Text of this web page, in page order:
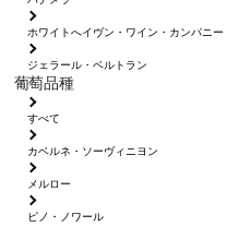
ホワイトへイヴン・ワイン・カンパニー
ジェラール・ベルトラン
葡萄品種
すべて
カベルネ・ソーヴィニヨン
メルロー
ピノ・ノワール